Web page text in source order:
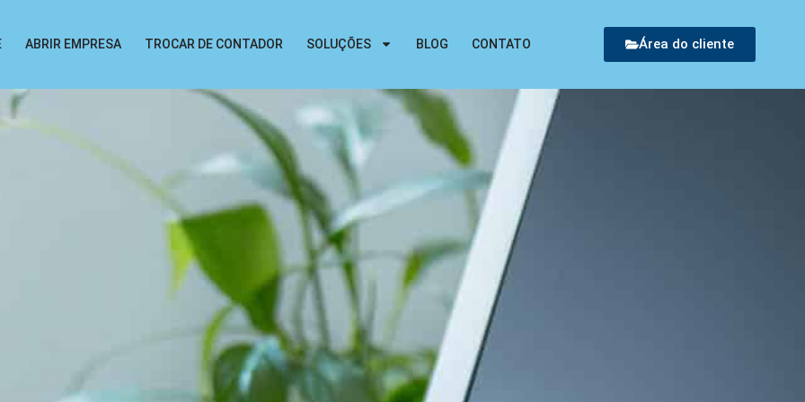
ABRIR EMPRESA TROCAR DE CONTADOR SOLUÇÕES BLOG CONTATO Área do cliente